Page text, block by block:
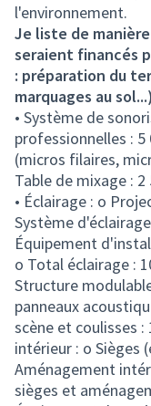
l'environnement.
Je liste de
seraient financés
: préparation du
marquages au sol...)
• Système de
professionnelles :
(micros filaires,
Table de mixage :
• Éclairage : o
Système
Équipement
o Total éclairage :
Structure
panneaux
scène et coulisses :
intérieur : o Sièges
Aménagement
sièges et